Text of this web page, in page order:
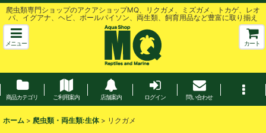
爬虫類専門ショップのアクアショップMQ、リクガメ、ミズガメ、トカゲ、レオ
パ、イグアナ、ヘビ、ボールパイソン、両生類、飼育用品など豊富に取り揃え
メニュー カート
商品カテゴリ ご利用案内 店舗案内 ログイン 問い合わせ
ホーム > 爬虫類・両生類:生体 > リクガメ